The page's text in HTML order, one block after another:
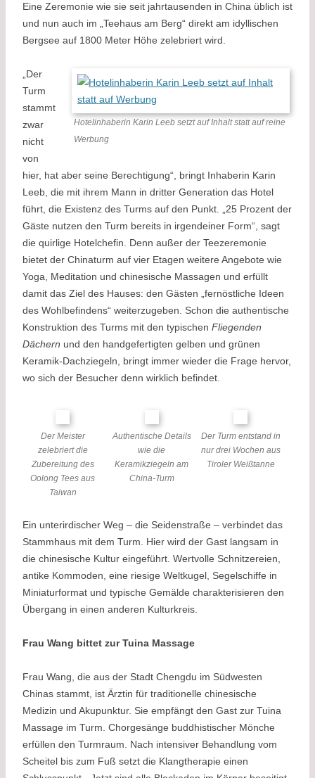
Eine Zeremonie wie sie seit jahrtausenden in China üblich ist
und nun auch im „Teehaus am Berg“ direkt am idyllischen
Bergsee auf 1800 Meter Höhe zelebriert wird.
Hotelinhaberin Karin Leeb setzt auf Inhalt statt auf reine
Werbung
„Der
Turm
stammt
zwar
nicht
von
hier, hat aber seine Berechtigung“, bringt Inhaberin Karin
Leeb, die mit ihrem Mann in dritter Generation das Hotel
führt, die Existenz des Turms auf den Punkt. „25 Prozent der
Gäste nutzen den Turm bereits in irgendeiner Form“, sagt
die quirlige Hotelchefin. Denn außer der Teezeremonie
bietet der Chinaturm auf vier Etagen weitere Angebote wie
Yoga, Meditation und chinesische Massagen und erfüllt
damit das Ziel des Hauses: den Gästen „fernöstliche Ideen
des Wohlbefindens“ weiterzugeben. Schon die authentische
Konstruktion des Turms mit den typischen Fliegenden
Dächern und den handgefertigten gelben und grünen
Keramik-Dachziegeln, bringt immer wieder die Frage hervor,
wo sich der Besucher denn wirklich befindet.
Der Meister
zelebriert die
Zubereitung des
Oolong Tees aus
Taiwan
Authentische Details
wie die
Keramikziegeln am
China-Turm
Der Turm entstand in
nur drei Wochen aus
Tiroler Weißtanne
Ein unterirdischer Weg – die Seidenstraße – verbindet das
Stammhaus mit dem Turm. Hier wird der Gast langsam in
die chinesische Kultur eingeführt. Wertvolle Schnitzereien,
antike Kommoden, eine riesige Weltkugel, Segelschiffe in
Miniaturformat und typische Gemälde charakterisieren den
Übergang in einen anderen Kulturkreis.
Frau Wang bittet zur Tuina Massage
Frau Wang, die aus der Stadt Chengdu im Südwesten
Chinas stammt, ist Ärztin für traditionelle chinesische
Medizin und Akupunktur. Sie empfängt den Gast zur Tuina
Massage im Turm. Chorgesänge buddhistischer Mönche
erfüllen den Turmraum. Nach intensiver Behandlung vom
Scheitel bis zum Fuß setzt die Klangtherapie einen